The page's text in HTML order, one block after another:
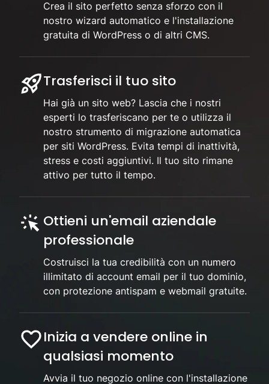
Crea il sito perfetto senza sforzo con il
nostro wizard automatico e l'installazione
gratuita di WordPress o di altri CMS.
Trasferisci il tuo sito
Hai già un sito web? Lascia che i nostri
esperti lo trasferiscano per te o utilizza il
nostro strumento di migrazione automatica
per siti WordPress. Evita tempi di inattività,
stress e costi aggiuntivi. Il tuo sito rimane
attivo per tutto il tempo.
Ottieni un'email aziendale
professionale
Costruisci la tua credibilità con un numero
illimitato di account email per il tuo dominio,
con protezione antispam e webmail gratuite.
Inizia a vendere online in
qualsiasi momento
Avvia il tuo negozio online con l'installazione